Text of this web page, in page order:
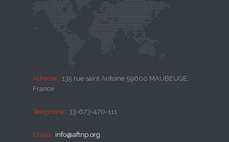
Adresse : 135 rue saint Antoine 59600 MAUBEUGE,
France
Téléphone : 33-673-470-111
Email : info@aftnp.org